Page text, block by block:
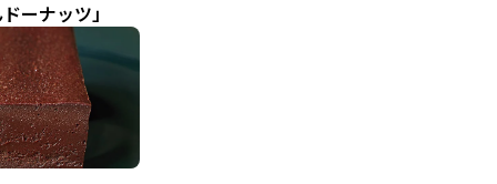
ーナッツ」